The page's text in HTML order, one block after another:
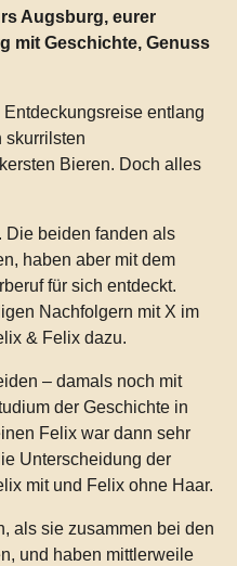
Augsburg, eurer
mit Geschichte, Genuss
entlang
skurrilsten
Bieren. Doch alles
Die beiden fanden als
haben aber mit dem
für sich entdeckt.
Nachfolgern mit X im
& Felix dazu.
– damals noch mit
der Geschichte in
Felix war dann sehr
Unterscheidung der
mit und Felix ohne Haar.
als sie zusammen bei den
und haben mittlerweile